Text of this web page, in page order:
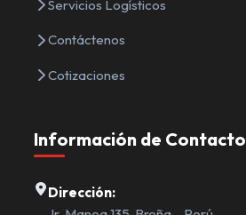
Servicios Logísticos
Contáctenos
Cotizaciones
Información de Contacto
Dirección: